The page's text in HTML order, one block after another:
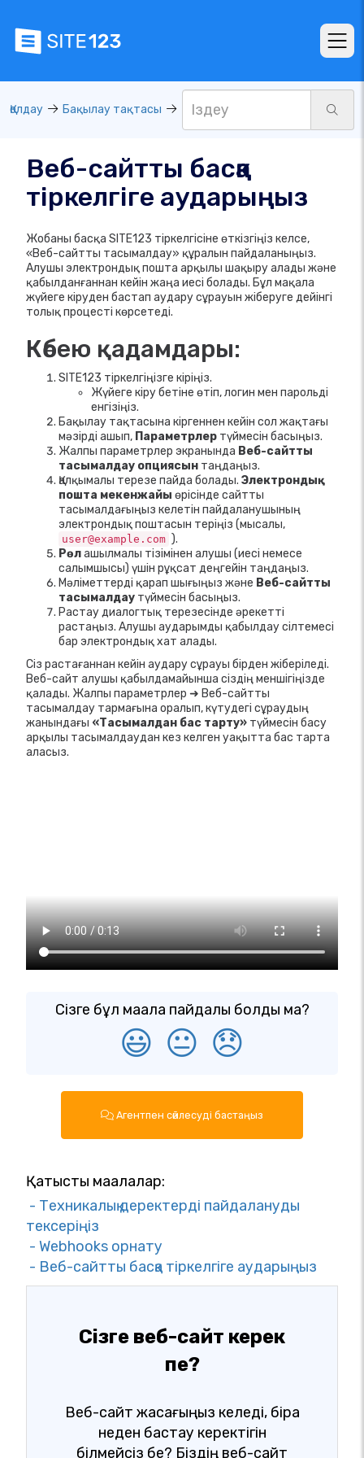
Қолдау Бақылау тақтасы
Веб-сайтты басқа
тіркелгіге аударыңыз
Жобаны басқа SITE123 тіркелгісіне өткізгіңіз келсе,
«Веб-сайтты тасымалдау» құралын пайдаланыңыз.
Алушы электрондық пошта арқылы шақыру алады және
қабылданғаннан кейін жаңа иесі болады. Бұл мақала
жүйеге кіруден бастап аудару сұрауын жіберуге дейінгі
толық процесті көрсетеді.
Көбею қадамдары:
SITE123 тіркелгіңізге кіріңіз.
Жүйеге кіру бетіне өтіп, логин мен парольді
енгізіңіз.
Бақылау тақтасына кіргеннен кейін сол жақтағы
мәзірді ашып, Параметрлер түймесін басыңыз.
Жалпы параметрлер экранында Веб-сайтты
тасымалдау опциясын таңдаңыз.
Қалқымалы терезе пайда болады. Электрондық
пошта мекенжайы өрісінде сайтты
тасымалдағыңыз келетін пайдаланушының
электрондық поштасын теріңіз (мысалы,
user@example.com ).
Рөлашылмалы тізімінен алушы (иесі немесе
салымшысы) үшін рұқсат деңгейін таңдаңыз.
Мәліметтерді қарап шығыңыз және Веб-сайтты
тасымалдау түймесін басыңыз.
Растау диалогтық терезесінде әрекетті
растаңыз. Алушы аударымды қабылдау сілтемесі
бар электрондық хат алады.
Сіз растағаннан кейін аудару сұрауы бірден жіберіледі.
Веб-сайт алушы қабылдамайынша сіздің меншігіңізде
қалады. Жалпы параметрлер ➜ Веб-сайтты
тасымалдау тармағына оралып, күтудегі сұраудың
жанындағы «Тасымалдан бас тарту» түймесін басу
арқылы тасымалдаудан кез келген уақытта бас тарта
аласыз.
Сізге бұл мақала пайдалы болды ма?
😃 😐 😞
Агентпен сөйлесуді бастаңыз
Қатысты мақалалар:
- Техникалық деректерді пайдалануды
тексеріңіз
- Webhooks орнату
- Веб-сайтты басқа тіркелгіге аударыңыз
Сізге веб-сайт керек
пе?
Веб-сайт жасағыңыз келеді, бірақ
неден бастау керектігін
білмейсіз бе? Біздің веб-сайт